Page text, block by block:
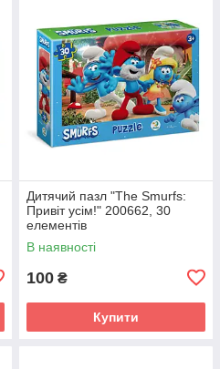
Дитячий пазл "The Smurfs:
Привіт усім!" 200662, 30
елементів
В наявності
100 ₴
Купити